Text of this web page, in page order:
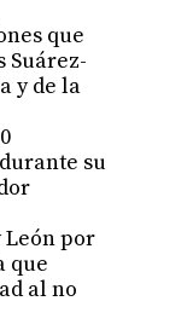
que
Suárez-
y de la
su
León por
que
al no